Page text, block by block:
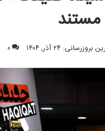
بروزرسانی: ۲۴ آذر, ۱۴۰۴ ۰